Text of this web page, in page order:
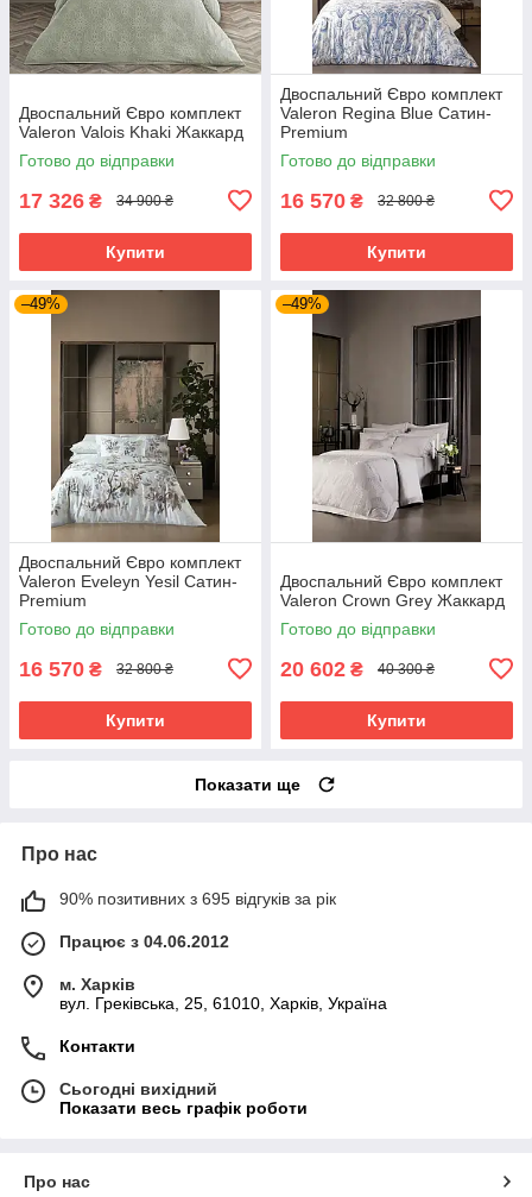
Двоспальний Євро комплект
Valeron Valois Khaki Жаккард
Готово до відправки
17 326 ₴ 34 900 ₴
Купити
Двоспальний Євро комплект
Valeron Regina Blue Сатин-
Premium
Готово до відправки
16 570 ₴ 32 800 ₴
Купити
–49%
Двоспальний Євро комплект
Valeron Eveleyn Yesil Сатин-
Premium
Готово до відправки
16 570 ₴ 32 800 ₴
Купити
–49%
Двоспальний Євро комплект
Valeron Crown Grey Жаккард
Готово до відправки
20 602 ₴ 40 300 ₴
Купити
Показати ще
Про нас
90% позитивних з 695 відгуків за рік
Працює з 04.06.2012
м. Харків
вул. Греківська, 25, 61010, Харків, Україна
Контакти
Сьогодні вихідний
Показати весь графік роботи
Про нас